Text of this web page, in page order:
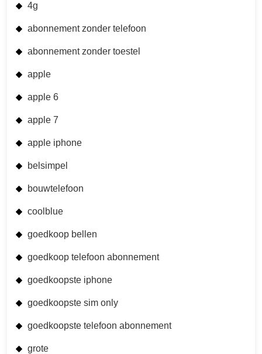
4g
abonnement zonder telefoon
abonnement zonder toestel
apple
apple 6
apple 7
apple iphone
belsimpel
bouwtelefoon
coolblue
goedkoop bellen
goedkoop telefoon abonnement
goedkoopste iphone
goedkoopste sim only
goedkoopste telefoon abonnement
grote